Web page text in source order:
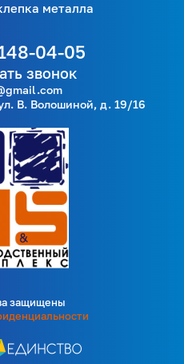
металла
04-05
звонок
В. Волошиной, д. 19/16
защищены